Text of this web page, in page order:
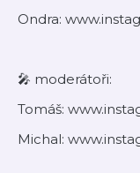
Ondra:
🎤 moderátoři:
Tomáš:
Michal: